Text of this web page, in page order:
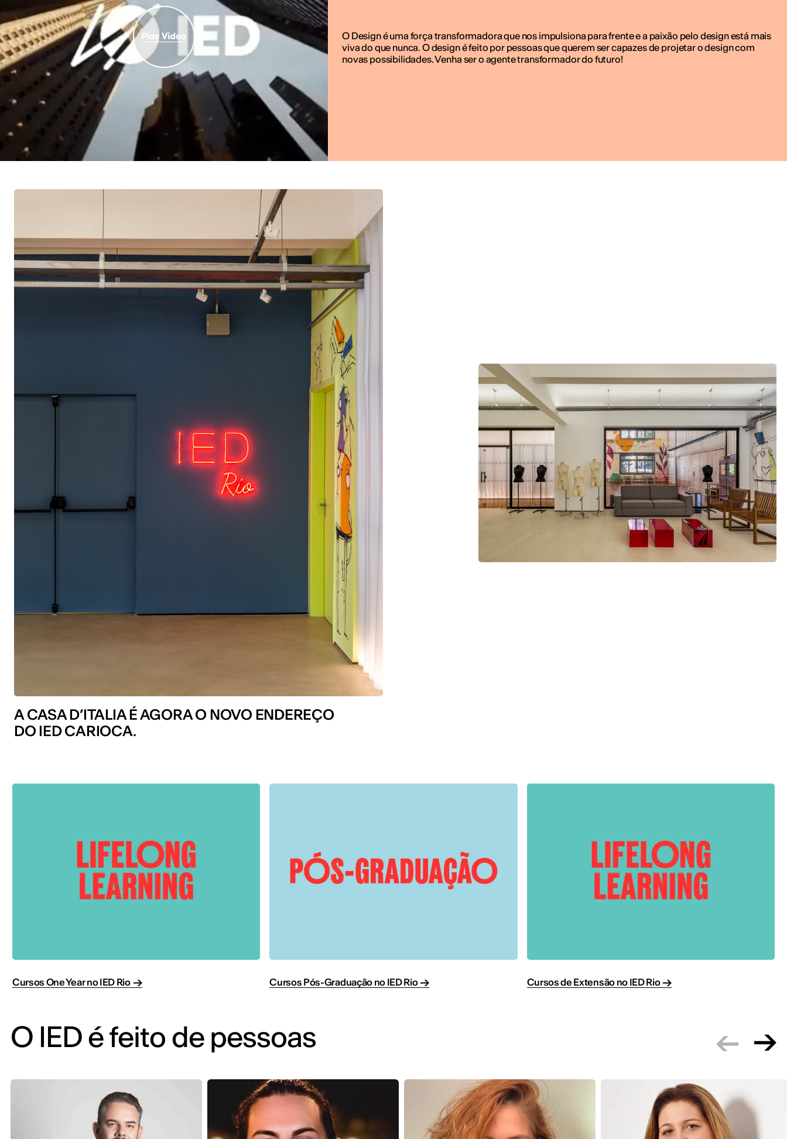
O Design é uma força transformadora que nos impulsiona para frente e a paixão pelo design está mais
viva do que nunca. O design é feito por pessoas que querem ser capazes de projetar o design com
novas possibilidades. Venha ser o agente transformador do futuro!
A CASA D’ITALIA É AGORA O NOVO ENDEREÇO
DO IED CARIOCA.
Cursos One Year no IED Rio Cursos Pós-Graduação no IED Rio Cursos de Extensão no IED Rio
O IED é feito de pessoas